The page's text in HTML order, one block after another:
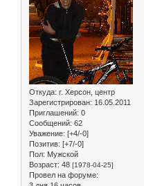
Откуда: г. Херсон, центр
Зарегистрирован: 16.05.2011
Приглашений: 0
Сообщений: 62
Уважение: [+4/-0]
Позитив: [+7/-0]
Пол: Мужской
Возраст: 48 [1978-04-25]
Провел на форуме: